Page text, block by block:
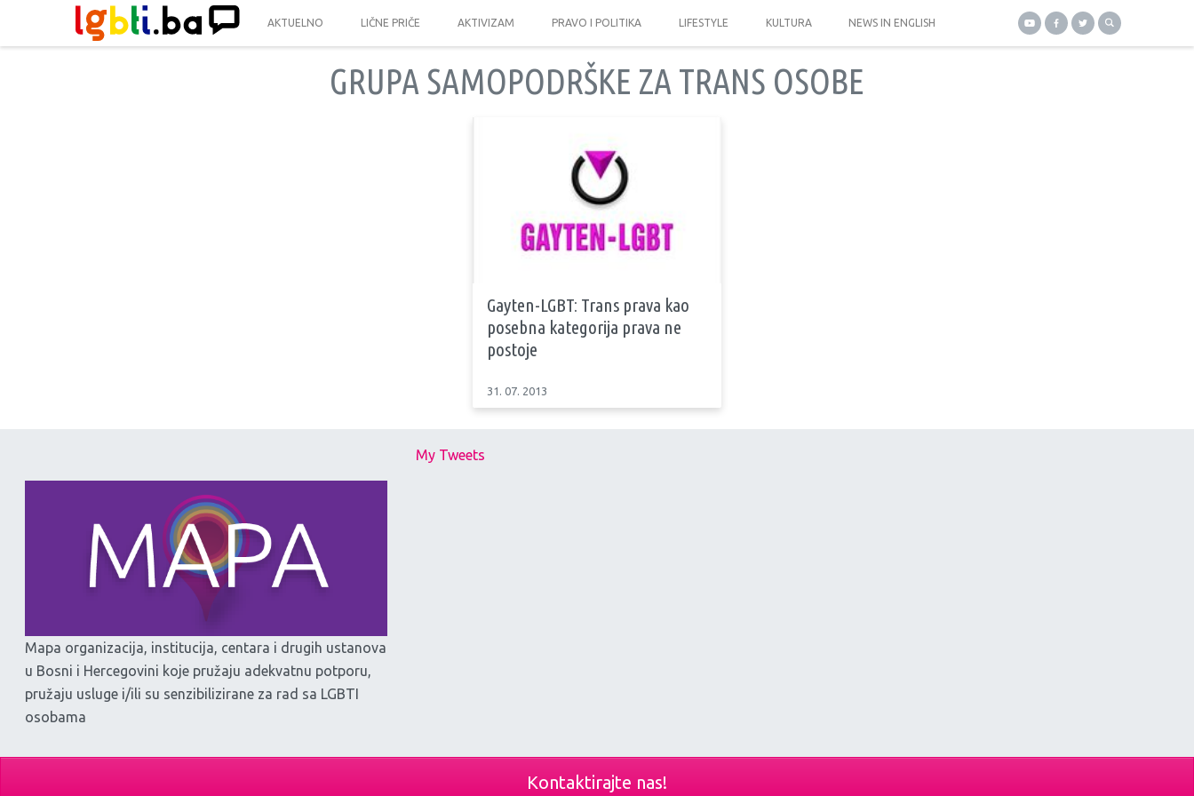
AKTUELNO LIČNE PRIČE AKTIVIZAM PRAVO I POLITIKA LIFESTYLE KULTURA NEWS IN ENGLISH
GRUPA SAMOPODRŠKE ZA TRANS OSOBE
Gayten-LGBT: Trans prava kao
posebna kategorija prava ne
postoje
31. 07. 2013
Mapa organizacija, institucija, centara i drugih ustanova
u Bosni i Hercegovini koje pružaju adekvatnu potporu,
pružaju usluge i/ili su senzibilizirane za rad sa LGBTI
osobama
My Tweets
Kontaktirajte nas!